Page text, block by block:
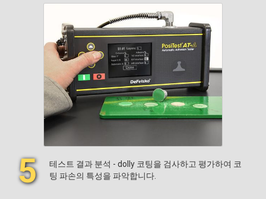
5
테스트 결과 분석 - dolly 코팅을 검사하고 평가하여 코
팅 파손의 특성을 파악합니다.